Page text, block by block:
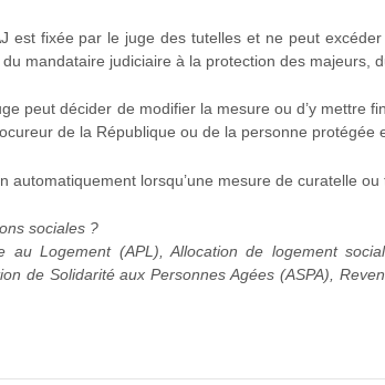
est fixée par le juge des tutelles et ne peut
mandataire judiciaire à la protection des majeurs,
peut décider de modifier la mesure ou d’y mettre
de la République ou de la personne protégée
automatiquement lorsqu’une mesure de curatelle ou
sociales ?
au Logement (APL), Allocation de logement
de Solidarité aux Personnes Agées (ASPA),